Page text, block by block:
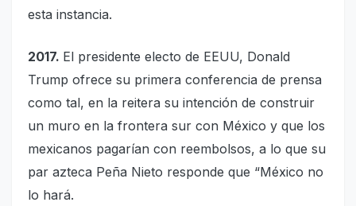
esta instancia.
2017. El presidente electo de EEUU, Donald
Trump ofrece su primera conferencia de prensa
como tal, en la reitera su intención de construir
un muro en la frontera sur con México y que los
mexicanos pagarían con reembolsos, a lo que su
par azteca Peña Nieto responde que “México no
lo hará.